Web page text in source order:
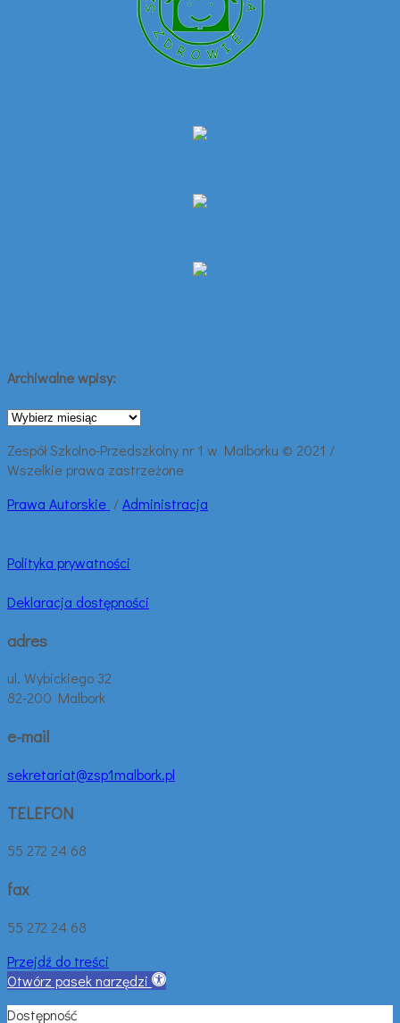
Archiwalne wpisy:
Archiwalne
Zespół Szkolno-Przedszkolny nr 1 w Malborku © 2021 /
Wszelkie prawa zastrzeżone
Prawa Autorskie /Administracja
Polityka prywatności
Deklaracja dostępności
adres
ul. Wybickiego 32
82-200 Malbork
e-mail
sekretariat@zsp1malbork.pl
TELEFON
55 272 24 68
fax
55 272 24 68
Przejdź do treści
Otwórz pasek narzędzi
Dostępność